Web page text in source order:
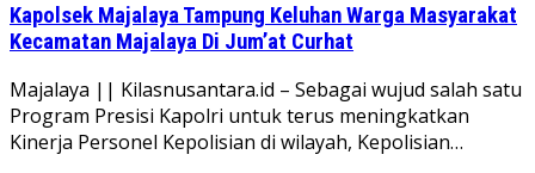
Kapolsek Majalaya Tampung Keluhan Warga Masyarakat
Kecamatan Majalaya Di Jum’at Curhat
Majalaya || Kilasnusantara.id – Sebagai wujud salah satu
Program Presisi Kapolri untuk terus meningkatkan
Kinerja Personel Kepolisian di wilayah, Kepolisian…